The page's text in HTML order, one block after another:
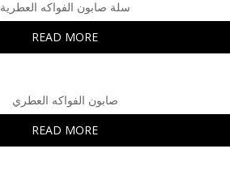
سلة صابون الفواكه العطرية
READ MORE
صابون الفواكه العطري
READ MORE